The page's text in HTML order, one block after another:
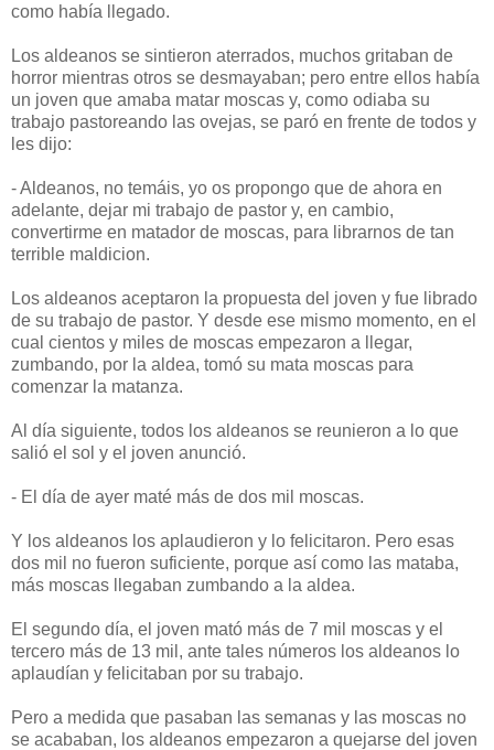
como había llegado.
Los aldeanos se sintieron aterrados, muchos gritaban de
horror mientras otros se desmayaban; pero entre ellos había
un joven que amaba matar moscas y, como odiaba su
trabajo pastoreando las ovejas, se paró en frente de todos y
les dijo:
- Aldeanos, no temáis, yo os propongo que de ahora en
adelante, dejar mi trabajo de pastor y, en cambio,
convertirme en matador de moscas, para librarnos de tan
terrible maldicion.
Los aldeanos aceptaron la propuesta del joven y fue librado
de su trabajo de pastor. Y desde ese mismo momento, en el
cual cientos y miles de moscas empezaron a llegar,
zumbando, por la aldea, tomó su mata moscas para
comenzar la matanza.
Al día siguiente, todos los aldeanos se reunieron a lo que
salió el sol y el joven anunció.
- El día de ayer maté más de dos mil moscas.
Y los aldeanos los aplaudieron y lo felicitaron. Pero esas
dos mil no fueron suficiente, porque así como las mataba,
más moscas llegaban zumbando a la aldea.
El segundo día, el joven mató más de 7 mil moscas y el
tercero más de 13 mil, ante tales números los aldeanos lo
aplaudían y felicitaban por su trabajo.
Pero a medida que pasaban las semanas y las moscas no
se acababan, los aldeanos empezaron a quejarse del joven